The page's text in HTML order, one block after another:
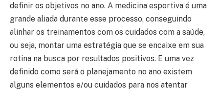
definir os objetivos no ano. A medicina esportiva é uma
grande aliada durante esse processo, conseguindo
alinhar os treinamentos com os cuidados com a saúde,
ou seja, montar uma estratégia que se encaixe em sua
rotina na busca por resultados positivos. E uma vez
definido como será o planejamento no ano existem
alguns elementos e/ou cuidados para nos atentar